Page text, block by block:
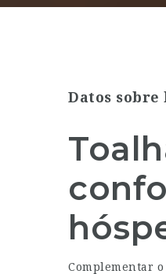
Datos sobre
Complementar